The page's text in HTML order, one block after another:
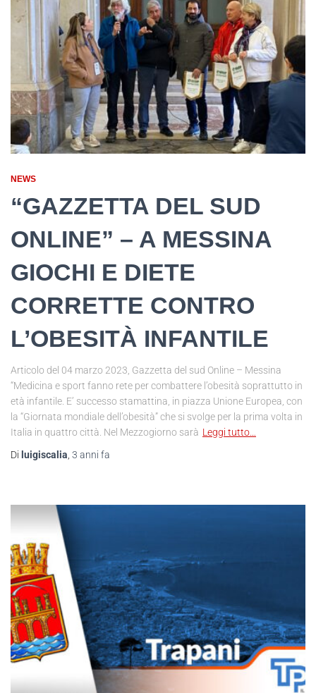
NEWS
“GAZZETTA DEL SUD
ONLINE” – A MESSINA
GIOCHI E DIETE
CORRETTE CONTRO
L’OBESITÀ INFANTILE
Articolo del 04 marzo 2023, Gazzetta del sud Online – Messina
“Medicina e sport fanno rete per combattere l’obesità soprattutto in
età infantile. E’ successo stamattina, in piazza Unione Europea, con
la “Giornata mondiale dell’obesità” che si svolge per la prima volta in
Italia in quattro città. Nel Mezzogiorno sarà Leggi tutto…
Di luigiscalia 3 anni fa